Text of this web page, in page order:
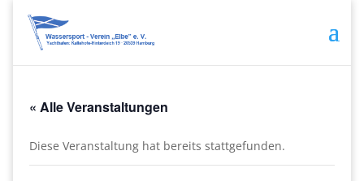
« Alle Veranstaltungen
Diese Veranstaltung hat bereits stattgefunden.